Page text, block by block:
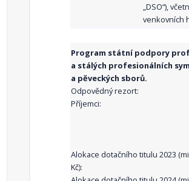
„DSO“),
venkovních
Program státní podpory
a stálých profesionálních
a pěveckých sborů.
Odpovědný rezort:
Příjemci:
Alokace dotačního titulu 2023
Kč):